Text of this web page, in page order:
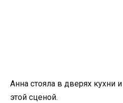
Анна стояла в дверях кухни
этой сценой.